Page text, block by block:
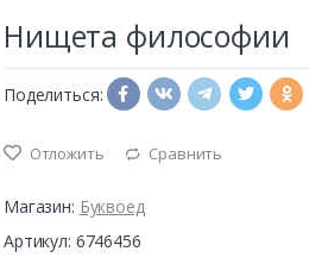
Нищета философии
Поделиться:
Отложить Сравнить
Магазин: Буквоед
Артикул: 6746456